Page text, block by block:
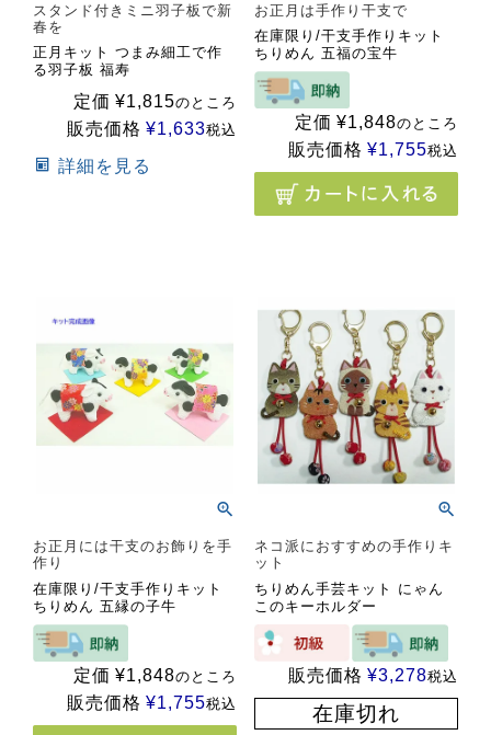
スタンド付きミニ羽子板で新
春を
正月キット つまみ細工で作
る羽子板 福寿
定価 ¥1,815のところ
販売価格 ¥1,633税込
詳細を見る
お正月は手作り干支で
在庫限り/干支手作りキット
ちりめん 五福の宝牛
定価 ¥1,848のところ
販売価格 ¥1,755税込
お正月には干支のお飾りを手
作り
在庫限り/干支手作りキット
ちりめん 五縁の子牛
定価 ¥1,848のところ
販売価格 ¥1,755税込
ネコ派におすすめの手作りキ
ット
ちりめん手芸キット にゃん
このキーホルダー
販売価格 ¥3,278税込
在庫切れ